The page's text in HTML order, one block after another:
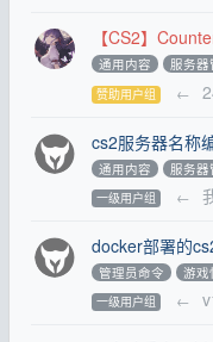
【CS2】
通用内容
服务器
赞助用户组 ←
cs2服务器名称
通用内容
服务器
一级用户组 ←
docker部署的
管理员命令 游戏
一级用户组 ←